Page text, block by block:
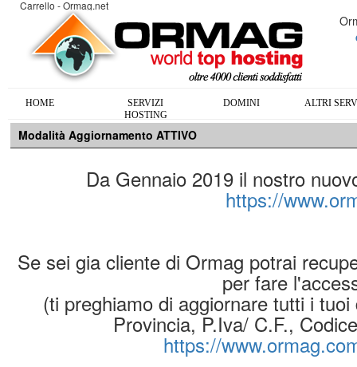
Carrello - Ormag.net
HOME
SERVIZI
HOSTING
DOMINI ALTRI
Modalità Aggiornamento ATTIVO
Da Gennaio 2019 il nostro
https://
Se sei gia cliente di Ormag potrai
per fare
(ti preghiamo di aggiornare tutti i
Provincia, P.Iva/ C.F.,
https://